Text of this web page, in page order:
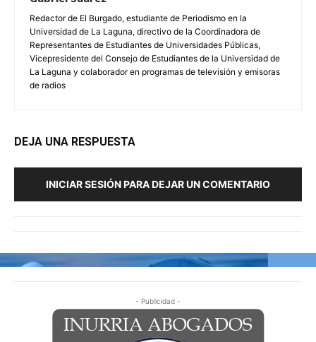
Redactor de El Burgado, estudiante de Periodismo en la
Universidad de La Laguna, directivo de la Coordinadora de
Representantes de Estudiantes de Universidades Públicas,
Vicepresidente del Consejo de Estudiantes de la Universidad de
La Laguna y colaborador en programas de televisión y emisoras
de radios
DEJA UNA RESPUESTA
INICIAR SESIÓN PARA DEJAR UN COMENTARIO
- Publicidad -